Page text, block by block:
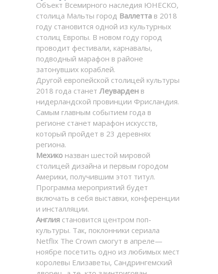
Объект Всемирного наследия ЮНЕСКО,
столица Мальты город Валлетта в 2018
году становится одной из культурных
столиц Европы. В новом году город
проводит фестивали, карнавалы,
подводный марафон в районе
затонувших кораблей.
Другой европейской столицей культуры
2018 года станет Леуварден в
нидерландской провинции Фрисландия.
Самым главным событием года в
регионе станет марафон искусств,
который пройдет в 23 деревнях
региона.
Мехико назван шестой мировой
столицей дизайна и первым городом
Америки, получившим этот титул.
Программа мероприятий будет
включать в себя выставки, конференции
и инсталляции.
Англия становится центром поп-
культуры. Так, поклонники сериала
Netflix The Crown смогут в апреле—
ноябре посетить одно из любимых мест
королевы Елизаветы, Сандрингемский